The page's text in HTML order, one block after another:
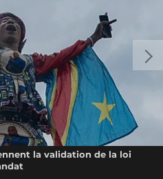
la validation de la loi